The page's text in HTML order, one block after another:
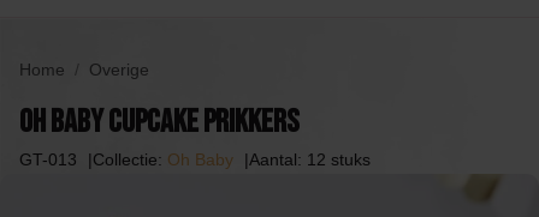
Home Overige
Oh Baby Cupcake Prikkers
GT-013 Collectie: Oh Baby Aantal: 12 stuks